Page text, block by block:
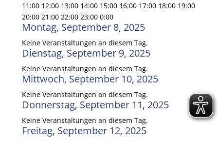
11:00 12:00 13:00 14:00 15:00 16:00 17:00 18:00 19:00
20:00 21:00 22:00 23:00 0:00
Montag, September 8, 2025
Keine Veranstaltungen an diesem Tag.
Dienstag, September 9, 2025
Keine Veranstaltungen an diesem Tag.
Mittwoch, September 10, 2025
Keine Veranstaltungen an diesem Tag.
Donnerstag, September 11, 2025
Keine Veranstaltungen an diesem Tag.
Freitag, September 12, 2025